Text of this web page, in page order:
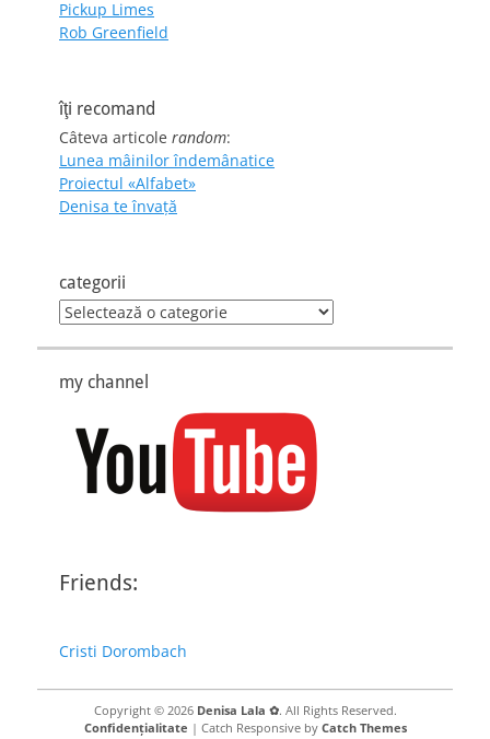
Pickup Limes
Rob Greenfield
îţi recomand
Câteva articole random:
Lunea mâinilor îndemânatice
Proiectul «Alfabet»
Denisa te învaţă
categorii
categorii
my channel
Friends:
Cristi Dorombach
Copyright © 2026 Denisa Lala ✿. All Rights Reserved.
Confidențialitate | Catch Responsive by Catch Themes